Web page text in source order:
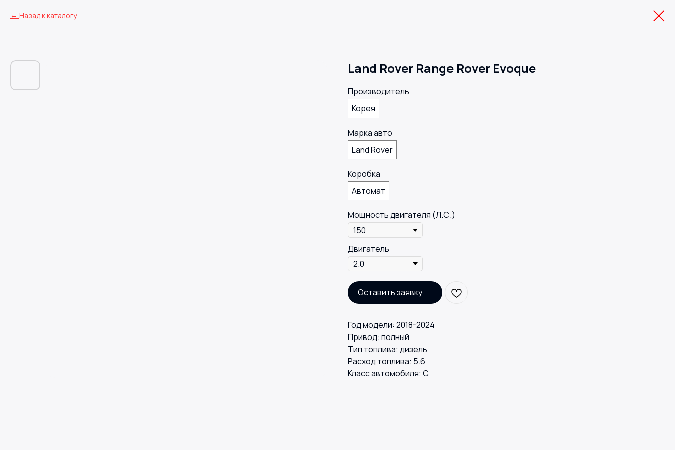
Назад к каталогу
Land Rover Range Rover Evoque
Производитель
Корея
Марка авто
Land Rover
Коробка
Автомат
Мощность двигателя (Л.С.)
Двигатель
Оставить заявку
Год модели: 2018-2024
Привод: полный
Тип топлива: дизель
Расход топлива: 5.6
Класс автомобиля: С